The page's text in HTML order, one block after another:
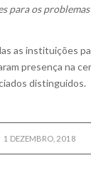
para os problemas
as instituições
presença na
distinguidos.
1 DEZEMBRO, 2018